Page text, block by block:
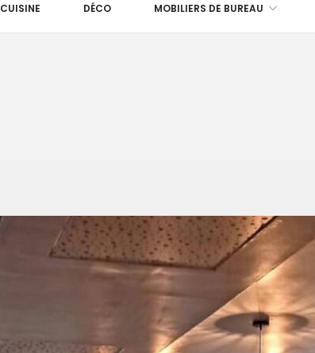
CUISINE DÉCO MOBILIERS DE BUREAU